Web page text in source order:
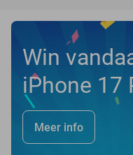
Win
iPhone 17
Meer info